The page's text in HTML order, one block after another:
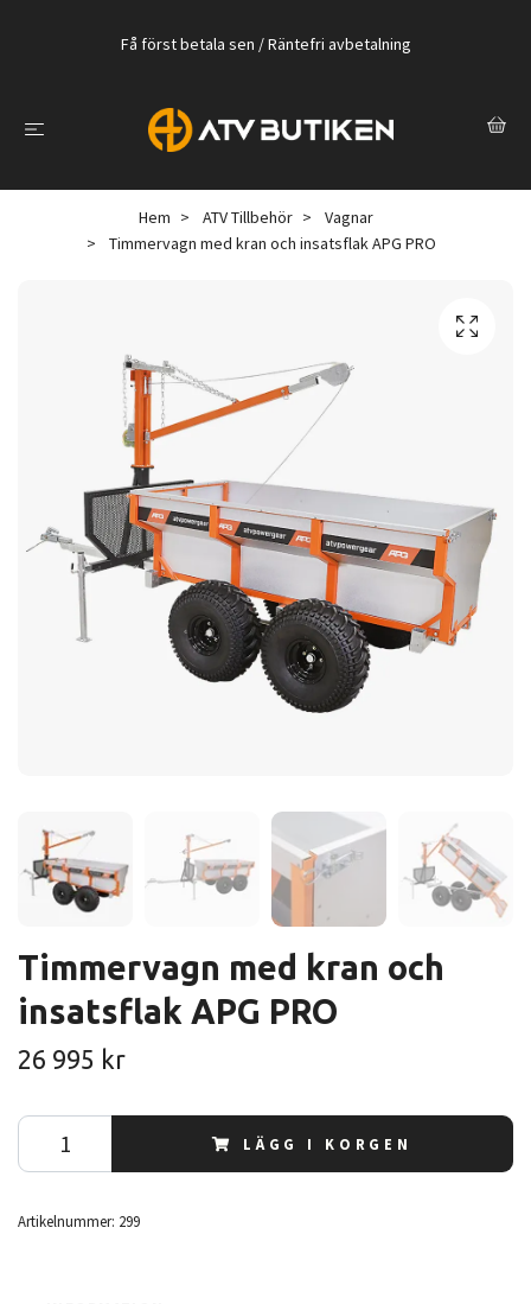
Få först betala sen / Räntefri avbetalning
Hem ATV Tillbehör
Vagnar
Timmervagn med kran och insatsflak APG PRO
Timmervagn med kran och
insatsflak APG PRO
26 995 kr
LÄGG I KORGEN
Artikelnummer: 299